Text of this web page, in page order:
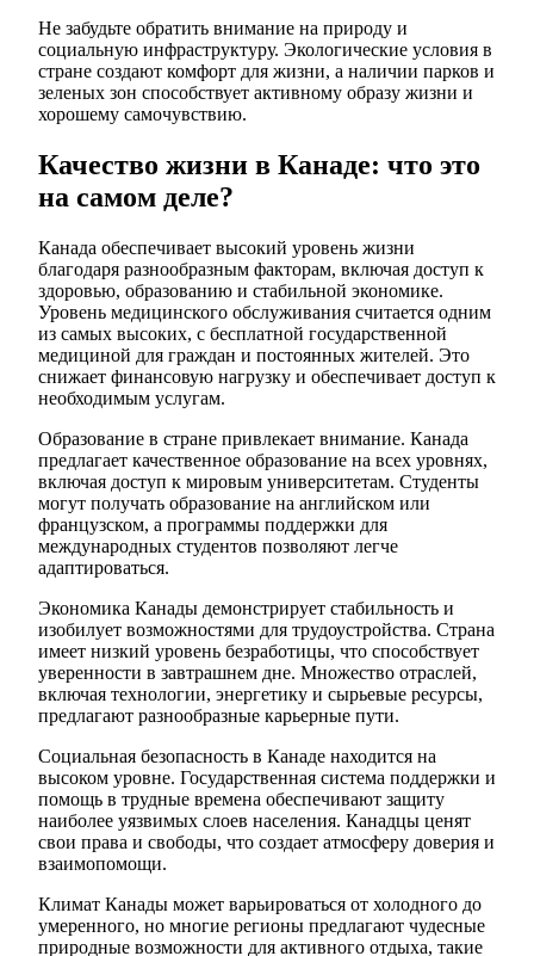
Не забудьте обратить внимание на природу и
социальную инфраструктуру. Экологические условия в
стране создают комфорт для жизни, а наличии парков и
зеленых зон способствует активному образу жизни и
хорошему самочувствию.
Качество жизни в Канаде: что это
на самом деле?
Канада обеспечивает высокий уровень жизни
благодаря разнообразным факторам, включая доступ к
здоровью, образованию и стабильной экономике.
Уровень медицинского обслуживания считается одним
из самых высоких, с бесплатной государственной
медициной для граждан и постоянных жителей. Это
снижает финансовую нагрузку и обеспечивает доступ к
необходимым услугам.
Образование в стране привлекает внимание. Канада
предлагает качественное образование на всех уровнях,
включая доступ к мировым университетам. Студенты
могут получать образование на английском или
французском, а программы поддержки для
международных студентов позволяют легче
адаптироваться.
Экономика Канады демонстрирует стабильность и
изобилует возможностями для трудоустройства. Страна
имеет низкий уровень безработицы, что способствует
уверенности в завтрашнем дне. Множество отраслей,
включая технологии, энергетику и сырьевые ресурсы,
предлагают разнообразные карьерные пути.
Социальная безопасность в Канаде находится на
высоком уровне. Государственная система поддержки и
помощь в трудные времена обеспечивают защиту
наиболее уязвимых слоев населения. Канадцы ценят
свои права и свободы, что создает атмосферу доверия и
взаимопомощи.
Климат Канады может варьироваться от холодного до
умеренного, но многие регионы предлагают чудесные
природные возможности для активного отдыха, такие